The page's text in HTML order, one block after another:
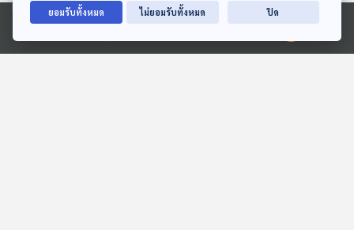
Ⓒ 2020 องค์การกระจายเสียงและแพร่ภาพสาธารณะแห่งประเทศไทย
& Engineering
ยอมรับทั้งหมด ไม่ยอมรับทั้งหมด ปิด